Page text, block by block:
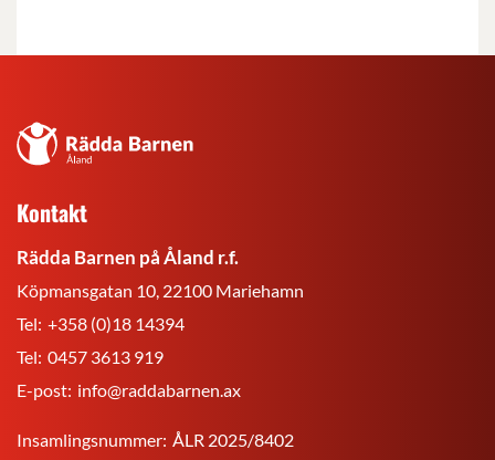
Kontakt
Rädda Barnen på Åland r.f.
Köpmansgatan 10, 22100 Mariehamn
Tel: +358 (0)18 14394
Tel: 0457 3613 919
E-post: info@raddabarnen.ax
Insamlingsnummer: ÅLR 2025/8402